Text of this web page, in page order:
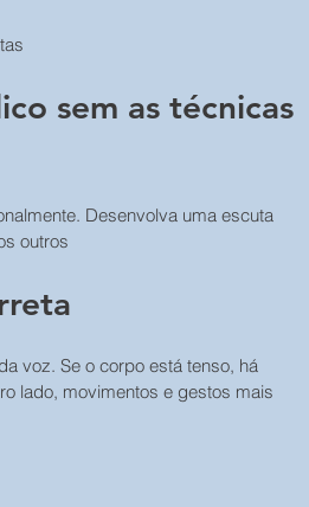
sem as técnicas
Desenvolva uma escuta
outros
voz. Se o corpo está tenso, há
lado, movimentos e gestos mais